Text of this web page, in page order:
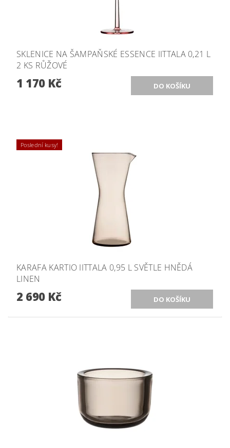
SKLENICE NA ŠAMPAŇSKÉ ESSENCE IITTALA 0,21 L
2 KS RŮŽOVÉ
1 170 Kč
Poslední kusy!
KARAFA KARTIO IITTALA 0,95 L SVĚTLE HNĚDÁ
LINEN
2 690 Kč